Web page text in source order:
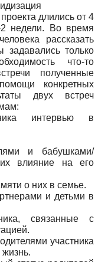
длились от 4
недели. Во время
рассказать
только
что-то
полученные
конкретных
двух встреч
интервью в
и бабушками/
влияние на его
о них в семье.
и детьми в
связанные с
участника
жизнь.